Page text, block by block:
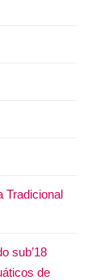
Tradicional
sub’18
de